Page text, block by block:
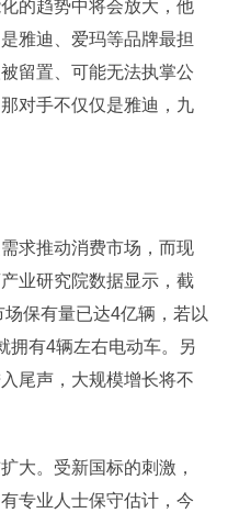
的趋势中将会放大，他
雅迪、爱玛等品牌最担
留置、可能无法执掌公
对手不仅仅是雅迪，九
求推动消费市场，而现
业研究院数据显示，截
保有量已达4亿辆，若以
拥有4辆左右电动车。另
尾声，大规模增长将不
大。受新国标的刺激，
专业人士保守估计，今